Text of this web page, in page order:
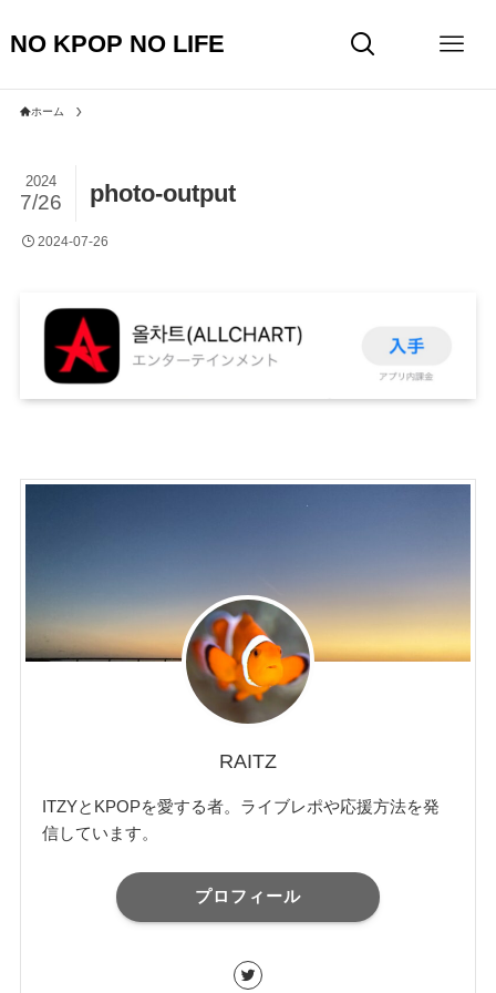
NO KPOP NO LIFE
ホーム
photo-output
2024
7/26
2024-07-26
RAITZ
ITZYとKPOPを愛する者。ライブレポや応援方法を発
信しています。
プロフィール